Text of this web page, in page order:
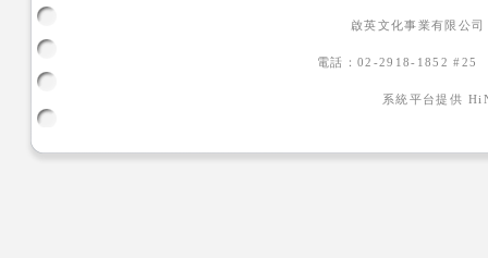
啟英文化事業有限公
電話：02-2918-1852
系統平台提供